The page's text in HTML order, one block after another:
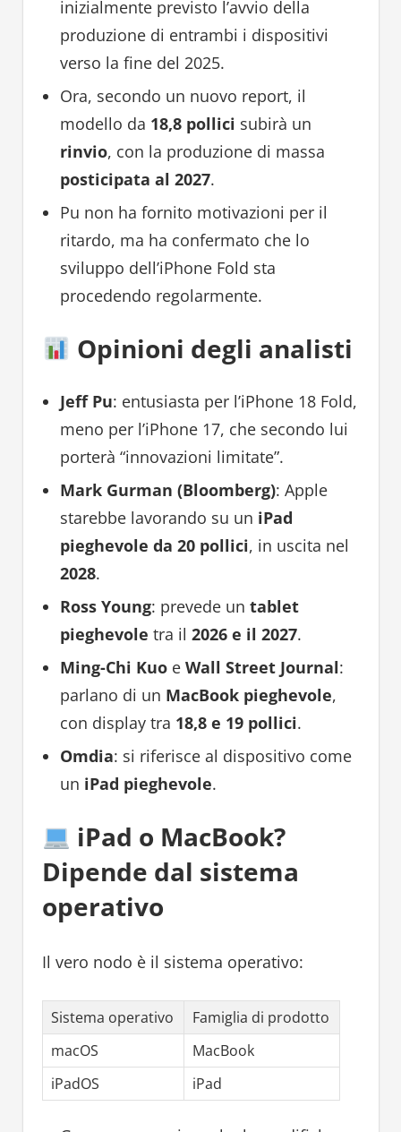
inizialmente previsto l’avvio della
produzione di entrambi i dispositivi
verso la fine del 2025.
Ora, secondo un nuovo report, il
modello da 18,8 pollici subirà un
rinvio, con la produzione di massa
posticipata al 2027.
Pu non ha fornito motivazioni per il
ritardo, ma ha confermato che lo
sviluppo dell’iPhone Fold sta
procedendo regolarmente.
Opinioni degli analisti
Jeff Pu: entusiasta per l’iPhone 18 Fold,
meno per l’iPhone 17, che secondo lui
porterà “innovazioni limitate”.
Mark Gurman (Bloomberg): Apple
starebbe lavorando su un iPad
pieghevole da 20 pollici, in uscita nel
2028.
Ross Young: prevede un tablet
pieghevole tra il 2026 e il 2027.
Ming-Chi Kuoe Wall Street Journal:
parlano di un MacBook pieghevole,
con display tra 18,8 e 19 pollici.
Omdia: si riferisce al dispositivo come
un iPad pieghevole.
iPad o MacBook?
Dipende dal sistema
operativo
Il vero nodo è il sistema operativo:
Sistema operativo
Famiglia di prodotto
macOS
MacBook
iPadOS
iPad